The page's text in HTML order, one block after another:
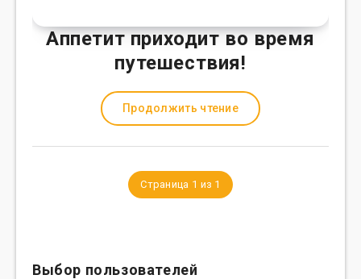
Аппетит приходит во время
путешествия!
Продолжить чтение
Страница 1 из 1
Выбор пользователей